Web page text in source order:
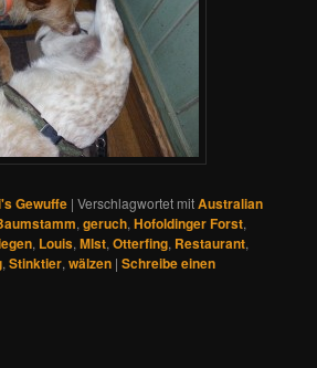
Gewuffe |Verschlagwortet mitAustralian
,geruch,Hofoldinger Forst,
, Louis,MIst,Otterfing, Restaurant,
,Stinktier,wälzen |Schreibe einen